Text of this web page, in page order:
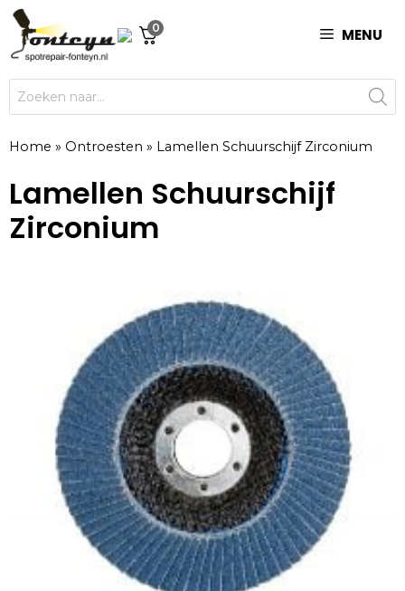
Ga
naar
de
inhoud
0 MENU
Producten
zoeken
Home » Ontroesten » Lamellen Schuurschijf Zirconium
Lamellen Schuurschijf
Zirconium